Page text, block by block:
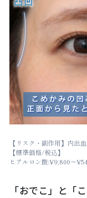
【リスク・副作用】内出
【標準価格/税込】
ヒアルロン酸:¥9,800～
「おでこ」と「